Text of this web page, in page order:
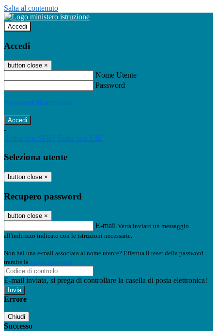
Salta al contenuto
Accedi
Accedi
button close ×
Nome Utente
Password
Password dimenticata?
-
Entra con SPID Entra con CIE
Seleziona utente
button close ×
Recupero password
button close ×
E-mail Verrà inviato un messaggio
all'indirizzo indicato con le istruzioni necessarie.
Non hai una e-mail associata al nome utente? Effettua il reset della password
tramite la Login Spaggiari
E-mail inviata, si prega di controllare la casella di posta elettronica!
Errore
Chiudi
Successo